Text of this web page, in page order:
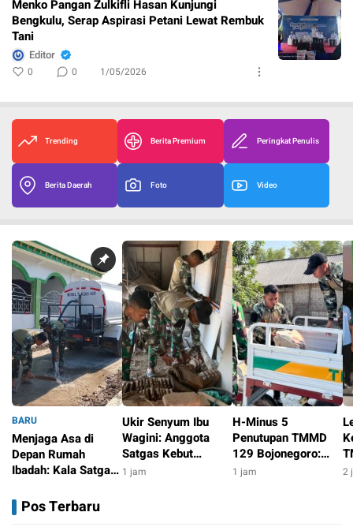
Menko Pangan Zulkifli Hasan Kunjungi
Bengkulu, Serap Aspirasi Petani Lewat Rembuk
Tani
Editor
0 0 1/05/2026
Trending Berita Premium Peringkat Penulis
Berita Daerah Foto Video
BARU
Menjaga Asa di
Depan Rumah
Ibadah: Kala Satgas
Bojonegoro Setia
Merawat Jalan Desa
Ukir Senyum Ibu
Wagini: Anggota
Satgas Kebut
Pembersihan dan
1 jam
H-Minus 5
Penutupan TMMD
129 Bojonegoro:
Satgas Kebut
1 jam 2
Pos Terbaru